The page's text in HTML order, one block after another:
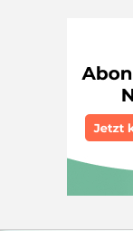
neuer Mensch
finden Sie auf
für den Lagotto
NOVEMBER 2026
Zufallsdatum: die
mit drei Monaten
wird 21 Tage
Welpen aus dem
einreisen. Wenn
Weihnachten